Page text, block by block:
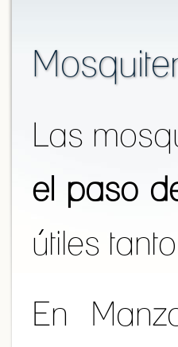
Las
el paso
útiles
En